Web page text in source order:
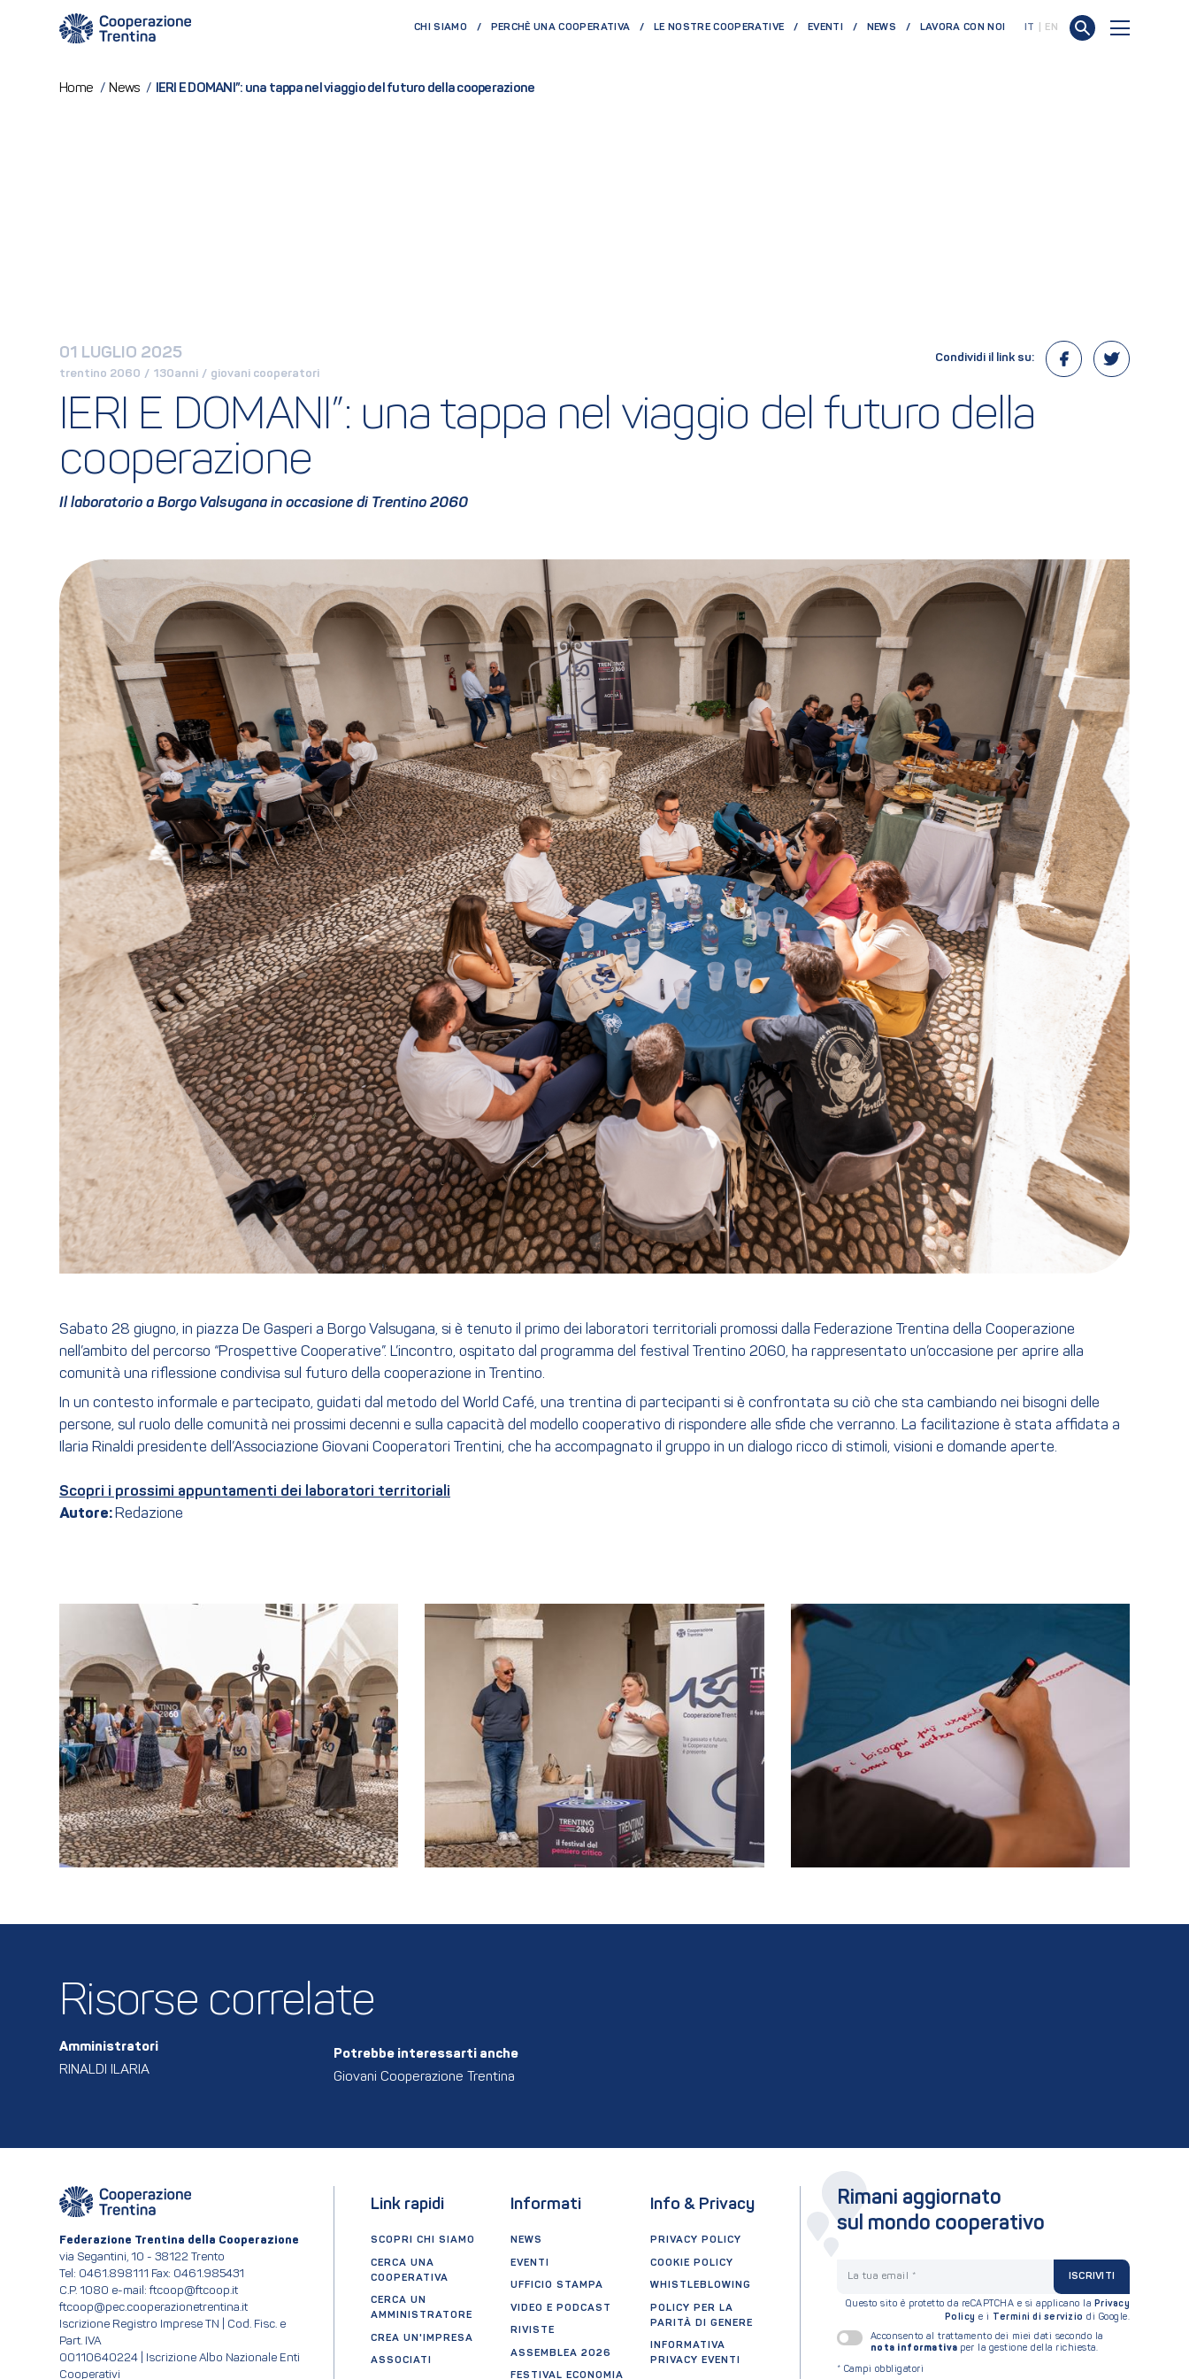
CHI SIAMO PERCHÈ UNA COOPERATIVA LE NOSTRE COOPERATIVE EVENTI NEWS LAVORA CON NOI IT EN
Home / News / IERI E DOMANI”: una tappa nel viaggio del futuro della cooperazione
01 LUGLIO 2025
trentino 2060 / 130anni / giovani cooperatori
Condividi il link su:
IERI E DOMANI”: una tappa nel viaggio del futuro della
cooperazione
Il laboratorio a Borgo Valsugana in occasione di Trentino 2060
Sabato 28 giugno, in piazza De Gasperi a Borgo Valsugana, si è tenuto il primo dei laboratori territoriali promossi dalla Federazione Trentina della Cooperazione
nell’ambito del percorso “Prospettive Cooperative”. L’incontro, ospitato dal programma del festival Trentino 2060, ha rappresentato un’occasione per aprire alla
comunità una riflessione condivisa sul futuro della cooperazione in Trentino.
In un contesto informale e partecipato, guidati dal metodo del World Café, una trentina di partecipanti si è confrontata su ciò che sta cambiando nei bisogni delle
persone, sul ruolo delle comunità nei prossimi decenni e sulla capacità del modello cooperativo di rispondere alle sfide che verranno. La facilitazione è stata affidata a
Ilaria Rinaldi presidente dell’Associazione Giovani Cooperatori Trentini, che ha accompagnato il gruppo in un dialogo ricco di stimoli, visioni e domande aperte.
Scopri i prossimi appuntamenti dei laboratori territoriali
Autore: Redazione
Risorse correlate
Amministratori
RINALDI ILARIA
Potrebbe interessarti anche
Giovani Cooperazione Trentina
Federazione Trentina della Cooperazione
via Segantini, 10 - 38122 Trento
Tel: 0461.898111 Fax: 0461.985431
C.P. 1080 e-mail: ftcoop@ftcoop.it
ftcoop@pec.cooperazionetrentina.it
Iscrizione Registro Imprese TN | Cod. Fisc. e
Part. IVA
00110640224 | Iscrizione Albo Nazionale Enti
Cooperativi
Link rapidi
SCOPRI CHI SIAMO
CERCA UNA
COOPERATIVA
CERCA UN
AMMINISTRATORE
CREA UN'IMPRESA
ASSOCIATI
Informati
NEWS
EVENTI
UFFICIO STAMPA
VIDEO E PODCAST
RIVISTE
ASSEMBLEA 2026
FESTIVAL ECONOMIA
Info & Privacy
PRIVACY POLICY
COOKIE POLICY
WHISTLEBLOWING
POLICY PER LA
PARITÀ DI GENERE
INFORMATIVA
PRIVACY EVENTI
Rimani aggiornato
sul mondo cooperativo
ISCRIVITI
Questo sito è protetto da reCAPTCHA e si applicano la Privacy
Policy e i Termini di servizio di Google.
Acconsento al trattamento dei miei dati secondo la
nota informativa per la gestione della richiesta.
* Campi obbligatori